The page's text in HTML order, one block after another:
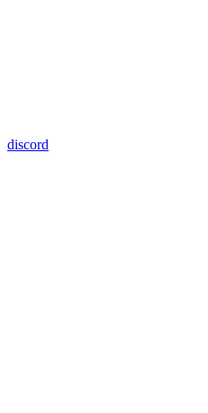
discord